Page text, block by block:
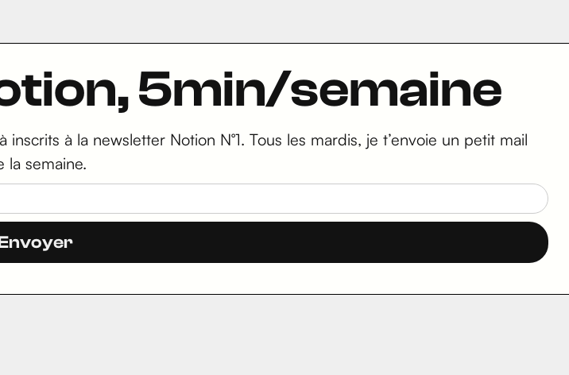
5min/semaine
à la newsletter Notion N°1. Tous les mardis, je t’envoie un petit mail
la semaine.